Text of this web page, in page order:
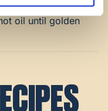
roll them in
oil until golden